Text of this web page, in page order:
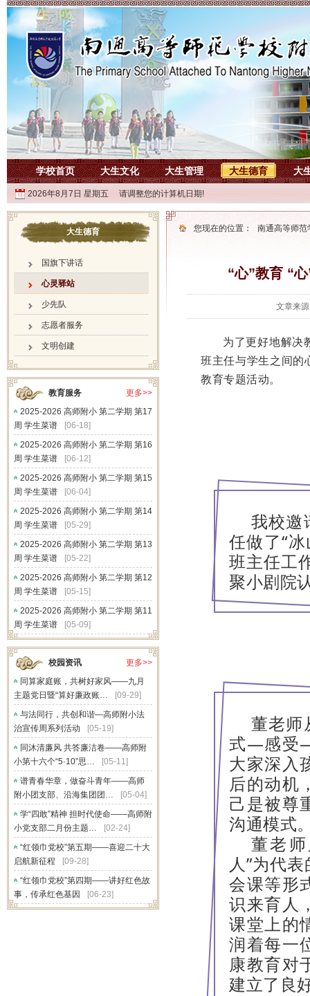
学校首页 大生文化 大生管理 大生德育 大
2026年8月7日 星期五 请调整您的计算机日期!
大生德育
国旗下讲话
心灵驿站
少先队
志愿者服务
文明创建
更多>>
教育服务
2025-2026 高师附小 第二学期 第17
周 学生菜谱
[06-18]
2025-2026 高师附小 第二学期 第16
周 学生菜谱
[06-12]
2025-2026 高师附小 第二学期 第15
周 学生菜谱
[06-04]
2025-2026 高师附小 第二学期 第14
周 学生菜谱
[05-29]
2025-2026 高师附小 第二学期 第13
周 学生菜谱
[05-22]
2025-2026 高师附小 第二学期 第12
周 学生菜谱
[05-15]
2025-2026 高师附小 第二学期 第11
周 学生菜谱
[05-09]
更多>>
校园资讯
同算家庭账，共树好家风——九月
主题党日暨“算好廉政账…
[09-29]
与法同行，共创和谐—高师附小法
治宣传周系列活动
[05-19]
同沐清廉风 共答廉洁卷——高师附
小第十六个“5·10”思…
[05-11]
谱青春华章，做奋斗青年——高师
附小团支部、沿海集团团…
[05-04]
学“四敢”精神 担时代使命——高师附
小党支部二月份主题…
[02-24]
“红领巾党校”第五期——喜迎二十大
启航新征程
[09-28]
“红领巾党校”第四期——讲好红色故
事，传承红色基因
[06-23]
您现在的位置： 南通高等师范
“心”教育 “
文章来
为了更好地解决
班主任与学生之间的
教育专题活动。
我校邀
任做了“
班主任工
聚小剧院
董老
式—感受
大家深入
后的动机
己是被尊
沟通模式
董老
人”为代
会课等形
识来育人
课堂上的
润着每一
康教育对
建立了良